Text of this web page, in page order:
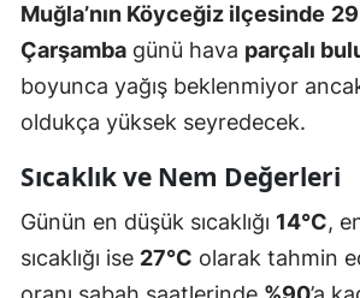
Muğla’nın Köyceğiz ilçesinde
Çarşamba günü hava parçalı
boyunca yağış beklenmiyor
oldukça yüksek seyredecek.
Sıcaklık ve Nem Değerleri
Günün en düşük sıcaklığı 14°C,
sıcaklığı ise 27°C olarak tahmin